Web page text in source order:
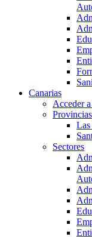
Canarias
Acceder
Provincias
Las
Sectores